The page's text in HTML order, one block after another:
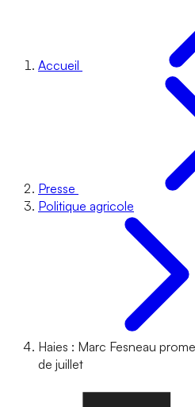
Accueil
Presse
Politique agricole
Haies : Marc Fesneau
de juillet